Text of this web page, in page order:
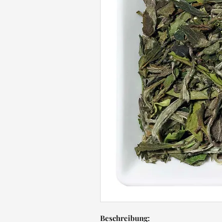
Beschreibung: